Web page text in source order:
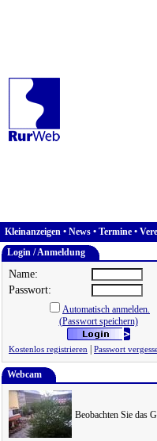
Kleinanzeigen • News • Termine •
Login / Anmeldung
Name:
Passwort:
Automatisch anmelden.
(Passwort speichern)
Kostenlos registrieren Passwort
Webcam
Beobachten Sie das